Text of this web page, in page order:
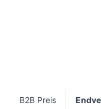
B2B Preis